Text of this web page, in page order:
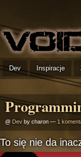
Dev Inspiracje
@ Dev by charon — 1
To się nie da